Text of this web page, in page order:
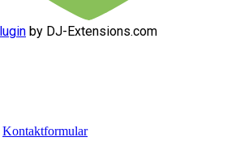
by DJ-Extensions.com
Kontaktformular